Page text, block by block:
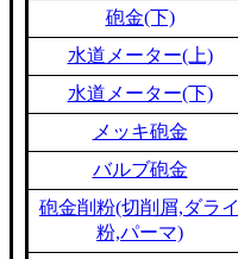
砲金(下)
水道メーター(上)
水道メーター(下)
メッキ砲金
バルブ砲金
砲金削粉(切削屑,ダライ
粉,パーマ)